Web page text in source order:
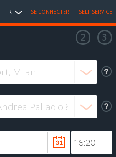
FR SE CONNECTER SELF SERVICE